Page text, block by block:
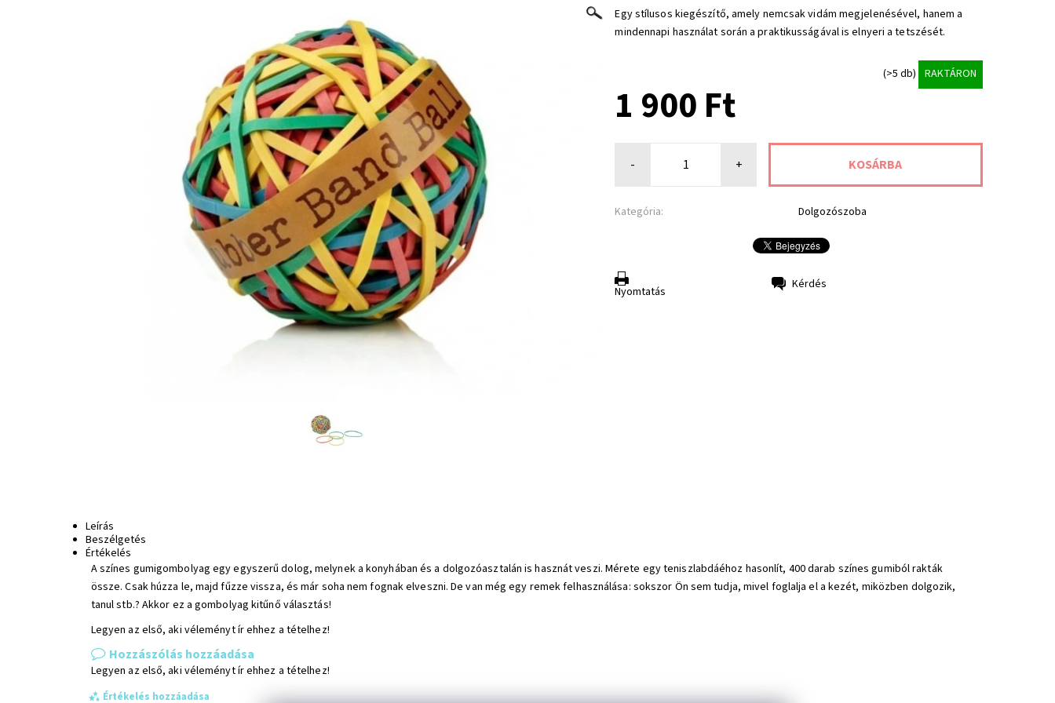
Egy stílusos kiegészítő, amely nemcsak vidám megjelenésével, hanem a
mindennapi használat során a praktikusságával is elnyeri a tetszését.
(>5 db) RAKTÁRON
1 900 Ft
- +
Kategória: Dolgozószoba
Nyomtatás Kérdés
Leírás
Beszélgetés
Értékelés
A színes gumigombolyag egy egyszerű dolog, melynek a konyhában és a dolgozóasztalán is hasznát veszi. Mérete egy teniszlabdáéhoz hasonlít, 400 darab színes gumiból rakták
össze. Csak húzza le, majd fűzze vissza, és már soha nem fognak elveszni. De van még egy remek felhasználása: sokszor Ön sem tudja, mivel foglalja el a kezét, miközben dolgozik,
tanul stb.? Akkor ez a gombolyag kitűnő választás!
Legyen az első, aki véleményt ír ehhez a tételhez!
Hozzászólás hozzáadása
Legyen az első, aki véleményt ír ehhez a tételhez!
Értékelés hozzáadása